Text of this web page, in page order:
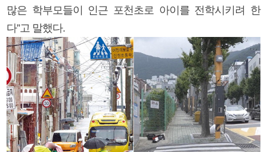
많은 학부모들이 인근 포천초로 아이를 전학시키려 한
다”고 말했다.